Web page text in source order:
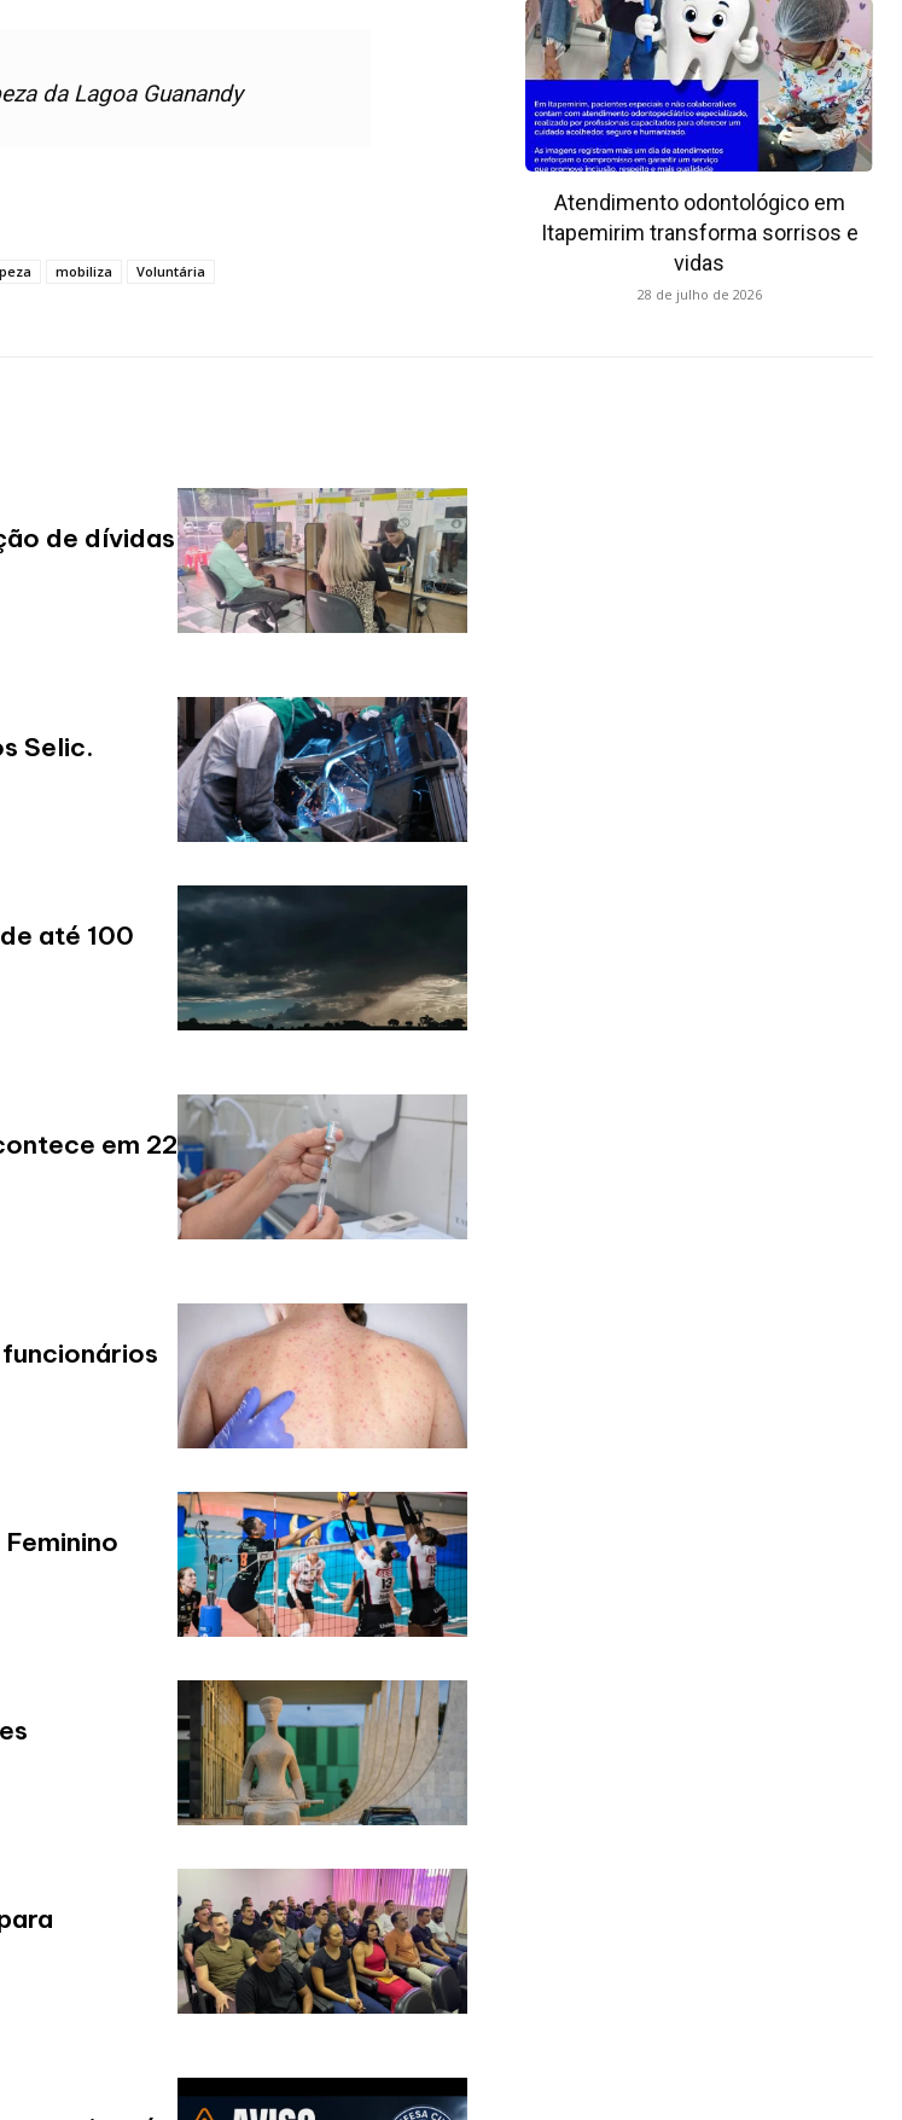
da Lagoa Guanandy
mobiliza Voluntária
Atendimento odontológico em
Itapemirim transforma sorrisos e
vidas
28 de julho de 2026
de dívidas
Selic.
até 100
em 22